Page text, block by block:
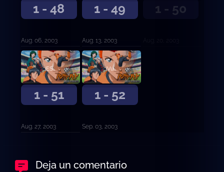
1 - 48
Aug. 06, 2003
1 - 49
Aug. 13, 2003
1 - 50
1 - 51
¡ESPÍRITU DE AKANEGAOKA!
Aug. 27, 2003
1 - 52
¡Vuelve pronto, Kanou Kyosuke!
Sep. 03, 2003
Deja un comentario